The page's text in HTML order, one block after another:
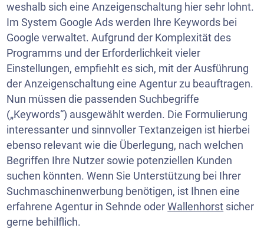
weshalb sich eine Anzeigenschaltung hier sehr lohnt.
Im System Google Ads werden Ihre Keywords bei
Google verwaltet. Aufgrund der Komplexität des
Programms und der Erforderlichkeit vieler
Einstellungen, empfiehlt es sich, mit der Ausführung
der Anzeigenschaltung eine Agentur zu beauftragen.
Nun müssen die passenden Suchbegriffe
(„Keywords“) ausgewählt werden. Die Formulierung
interessanter und sinnvoller Textanzeigen ist hierbei
ebenso relevant wie die Überlegung, nach welchen
Begriffen Ihre Nutzer sowie potenziellen Kunden
suchen könnten. Wenn Sie Unterstützung bei Ihrer
Suchmaschinenwerbung benötigen, ist Ihnen eine
erfahrene Agentur in Sehnde oderWallenhorst sicher
gerne behilflich.